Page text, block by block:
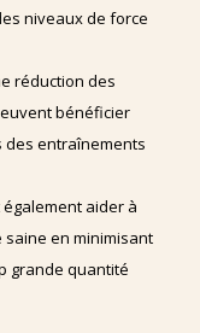
niveaux de force
réduction des
bénéficier
des entraînements
aider à
en minimisant
grande quantité